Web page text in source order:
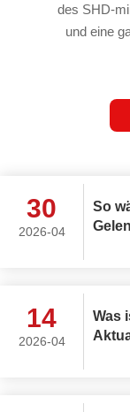
des SHD-
und eine
30
2026-04
So
14
2026-04
Was